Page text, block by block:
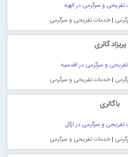
و سرگرمی در الهیه
|خدمات تفریحی و سرگرمی
پریزاد گالری
و سرگرمی در اقدسیه
|خدمات تفریحی و سرگرمی
باگالری
و سرگرمی در ازگل
|خدمات تفریحی و سرگرمی